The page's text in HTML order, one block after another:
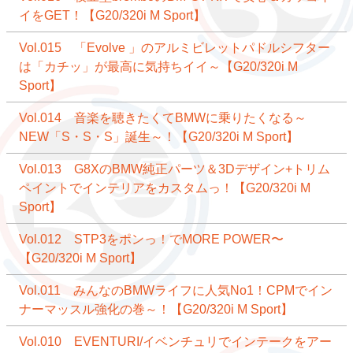
イをGET！【G20/320i M Sport】
Vol.015 「Evolve 」のアルミビレットパドルシフター
は「カチッ」が最高に気持ちイイ～【G20/320i M
Sport】
Vol.014 音楽を聴きたくてBMWに乗りたくなる～
NEW「S・S・S」誕生～！【G20/320i M Sport】
Vol.013 G8XのBMW純正パーツ＆3Dデザイン+トリム
ペイントでインテリアをカスタムっ！【G20/320i M
Sport】
Vol.012 STP3をポンっ！でMORE POWER〜
【G20/320i M Sport】
Vol.011 みんなのBMWライフに人気No1！CPMでイン
ナーマッスル強化の巻～！【G20/320i M Sport】
Vol.010 EVENTURI/イベンチュリでインテークをアー